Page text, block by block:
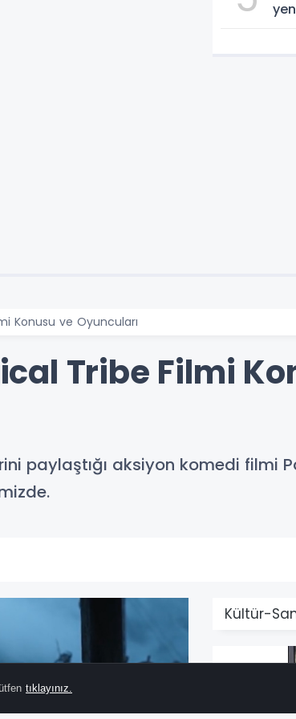
Konusu ve Oyuncuları
Tribe Filmi
paylaştığı aksiyon komedi filmi
Kültür-
tıklayınız.